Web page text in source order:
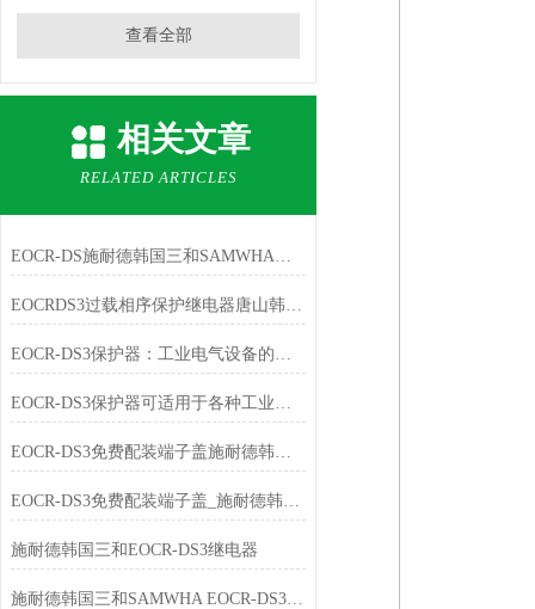
查看全部
相关文章
RELATED ARTICLES
EOCR-DS施耐德韩国三和SAMWHA过载保护器
EOCRDS3过载相序保护继电器唐山韩雅电气供应产品列表
EOCR-DS3保护器：工业电气设备的智能保护卫士
EOCR-DS3保护器可适用于各种工业环境中
EOCR-DS3免费配装端子盖施耐德韩国三和SAMWHA
EOCR-DS3免费配装端子盖_施耐德韩国三和SAMWHA
施耐德韩国三和EOCR-DS3继电器
施耐德韩国三和SAMWHA EOCR-DS3新旧产品替代表